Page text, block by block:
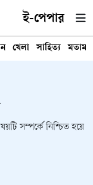
ই-পেপার
খেলা সাহিত্য মতামত
সম্পর্কে নিশ্চিত হয়ে